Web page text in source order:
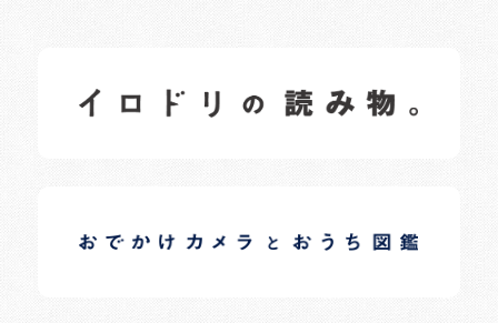
日常の様子など随時更新中です。
日常の様子など随時更新中です。